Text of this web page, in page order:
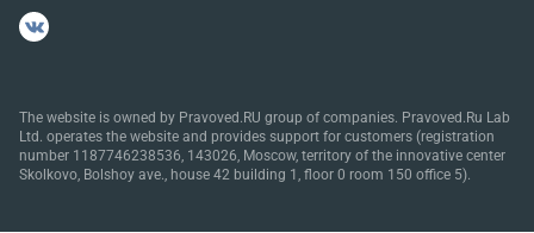
The website is owned by Pravoved.RU group of companies. Pravoved.Ru Lab
Ltd. operates the website and provides support for customers (registration
number 1187746238536, 143026, Moscow, territory of the innovative center
Skolkovo, Bolshoy ave., house 42 building 1, floor 0 room 150 office 5).